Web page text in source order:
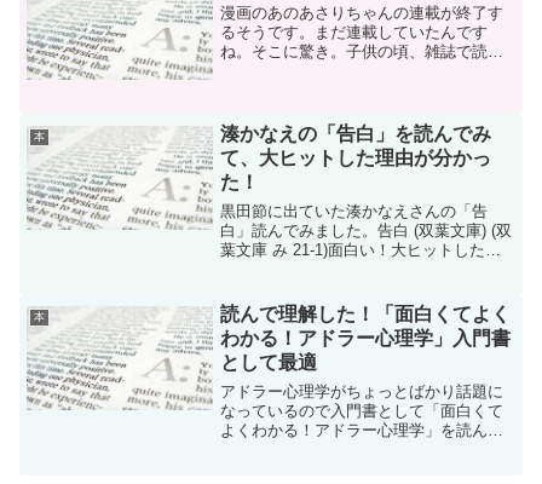
漫画のあのあさりちゃんの連載が終了す
るそうです。まだ連載していたんです
ね。そこに驚き。子供の頃、雑誌で読ん
んの顔を見ると、若干変わっ...
本
湊かなえの「告白」を読んでみ
て、大ヒットした理由が分かっ
た！
黒田節に出ていた湊かなえさんの「告
白」読んでみました。告白 (双葉文庫) (双
葉文庫 み 21-1)面白い！大ヒットした理
本
読んで理解した！「面白くてよく
わかる！アドラー心理学」入門書
として最適
アドラー心理学がちょっとばかり話題に
なっているので入門書として「面白くて
よくわかる！アドラー心理学」を読んで